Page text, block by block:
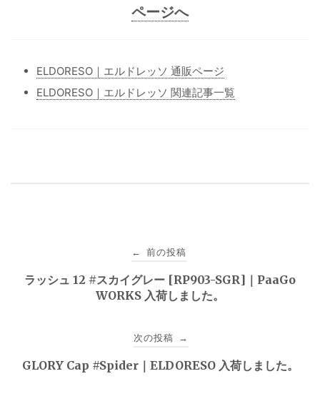
ページへ
ELDORESO｜エルドレッソ 通販ページ
ELDORESO｜エルドレッソ 関連記事一覧
ゲ
← 前の投稿
ラッシュ 12 #スカイグレー [RP903-SGR]｜PaaGo
WORKS 入荷しました。
次の投稿 →
GLORY Cap #Spider｜ELDORESO 入荷しました。